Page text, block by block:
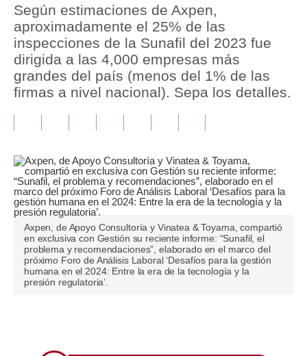
Finanzas Personales
Inmobiliarias
Plus G
Opinión
Editorial
Blogs
Tendencias
Lujo
Viajes
Moda
Según estimaciones de Axpen,
aproximadamente el 25% de las
inspecciones de la Sunafil del 2023 fue
dirigida a las 4,000 empresas más
grandes del país (menos del 1% de las
firmas a nivel nacional). Sepa los detalles.
Axpen, de Apoyo Consultoría y Vinatea & Toyama, compartió
en exclusiva con Gestión su reciente informe: “Sunafil, el
problema y recomendaciones”, elaborado en el marco del
próximo Foro de Análisis Laboral ‘Desafíos para la gestión
humana en el 2024: Entre la era de la tecnología y la
presión regulatoria’.